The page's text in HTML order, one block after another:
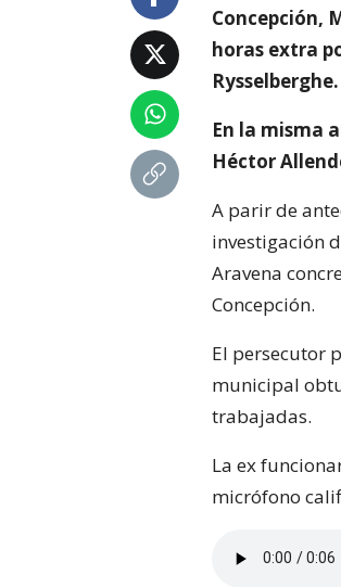
Concepción,
horas extra
Rysselberghe.
En la misma
Héctor
A parir de
investigación
Aravena
Concepción.
El persecutor
municipal
trabajadas.
La ex
micrófono